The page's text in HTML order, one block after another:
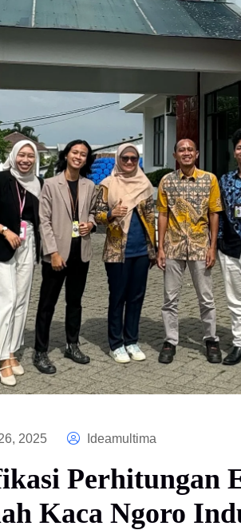
2025 Ideamultima
Perhitungan
Kaca Ngoro